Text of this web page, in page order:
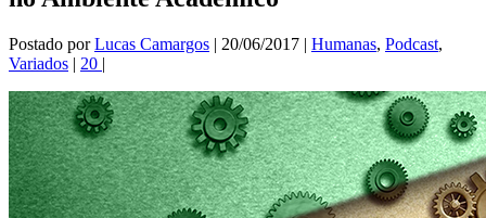
Postado porLucas Camargos | 20/06/2017 | Humanas, Podcast,
Variados | 20 |